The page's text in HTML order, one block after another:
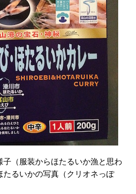
（服装からほたるいか漁と思わ
たるいかの写真（クリオネっぽ